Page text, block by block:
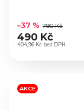
hodnocení
produktu
je
hvězdiček.
404,96 Kč bez DPH
–37 % 790 Kč
490 Kč
AKCE